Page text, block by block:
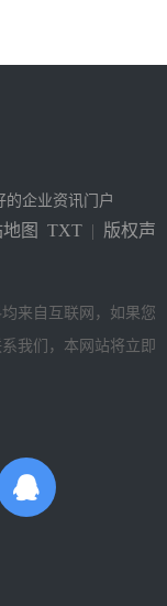
的企业资讯门户
图 TXT | 版权声
来自互联网，如果您
我们，本网站将立即